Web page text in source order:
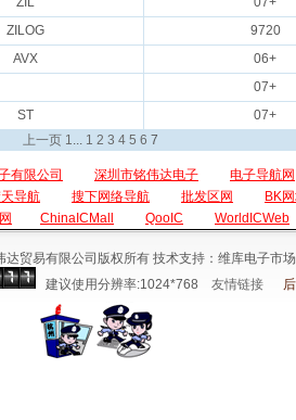
ZILOG 9720
AVX 06+
07+
ST 07+
上一页 1... 1 2 3 4 5 6 7
有限公司 深圳市铭伟达电子 电子导航网
导航 搜下网络导航 批发区网 BK
ChinaICMall QooIC WorldICWeb
达贸易有限公司版权所有 技术支持：维库电子市
建议使用分辨率:1024*768 友情链接